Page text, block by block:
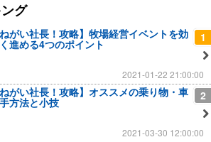
グ
1
ねがい社長！攻略】牧場経営イベントを効
進める4つのポイント
2021-01-22 21:00:00
2
ねがい社長！攻略】オススメの乗り物・車
方法と小技
2021-03-30 12:00:00